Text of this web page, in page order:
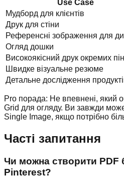
Use Case
Мудборд для клієнтів
Друк для стіни
Референсні зображення для
Огляд дошки
Високоякісний друк окремих
Швидке візуальне резюме
Детальне дослідження
Pro порада: Не впевнені, який
Grid для огляду. Ви завжди
Single Image, якщо потрібно
Часті запитання
Чи можна створити PDF
Pinterest?